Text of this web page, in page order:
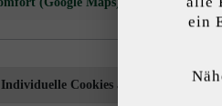
Zaun- & Mauerstein überzeugt
macht dies das einzigartige,
Mauersteins unterschiedliche
Individuelle Cookies akzeptieren
ein